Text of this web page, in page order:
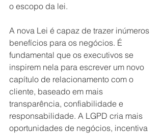
o escopo da lei.
A nova Lei é capaz de trazer inúmeros
benefícios para os negócios. É
fundamental que os executivos se
inspirem nela para escrever um novo
capítulo de relacionamento com o
cliente, baseado em mais
transparência, confiabilidade e
responsabilidade. A LGPD cria mais
oportunidades de negócios, incentiva